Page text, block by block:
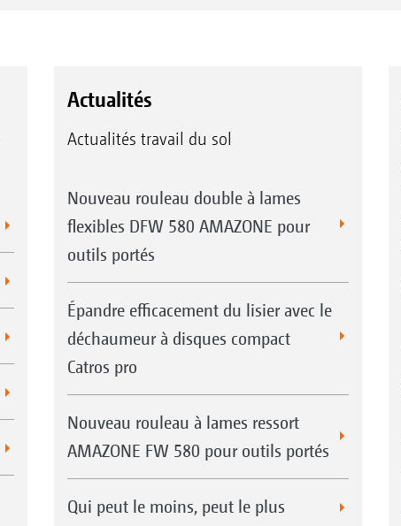
Actualités
Actualités travail du sol
Nouveau rouleau double à lames
flexibles DFW 580 AMAZONE pour
outils portés
Épandre efficacement du lisier avec le
déchaumeur à disques compact
Catros pro
Nouveau rouleau à lames ressort
AMAZONE FW 580 pour outils portés
Qui peut le moins, peut le plus